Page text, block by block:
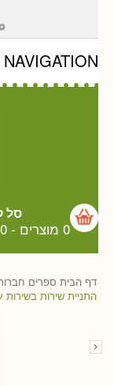
NAVIGATION
סל
0 מוצרים - 0 ש"ח
דף הבית ספרים
התניית שירות בשירות